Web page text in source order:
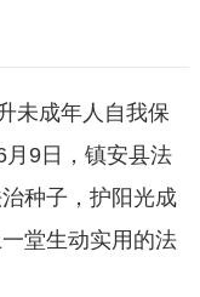
未成年人自我保
9日，镇安县法
种子，护阳光成
堂生动实用的法